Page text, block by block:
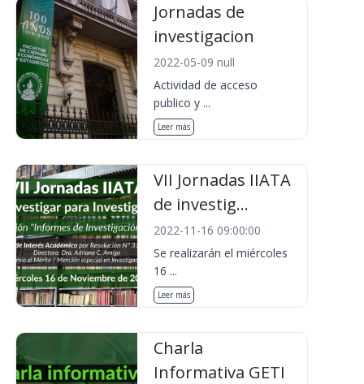
Jornadas de
investigacion
2022-05-09 null
Actividad de acceso
publico y ...
Leer más
VII Jornadas IIATA
de investig...
2022-11-16 09:00:00
Se realizarán el miércoles
16 ...
Leer más
Charla
Informativa GETI